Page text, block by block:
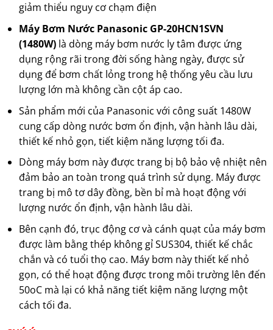
giảm thiểu nguy cơ chạm điện
Máy Bơm Nước Panasonic GP-20HCN1SVN
(1480W)là dòng máy bơm nước ly tâm được ứng
dụng rộng rãi trong đời sống hàng ngày, được sử
dụng để bơm chất lỏng trong hệ thống yêu cầu lưu
lượng lớn mà không cần cột áp cao.
Sản phẩm mới của Panasonic với công suất 1480W
cung cấp dòng nước bơm ổn định, vận hành lâu dài,
thiết kế nhỏ gọn, tiết kiệm năng lượng tối đa.
Dòng máy bơm này được trang bị bộ bảo vệ nhiệt nên
đảm bảo an toàn trong quá trình sử dụng. Máy được
trang bị mô tơ dây đồng, bền bỉ mà hoạt động với
lượng nước ổn định, vận hành lâu dài.
Bên cạnh đó, trục động cơ và cánh quạt của máy bơm
được làm bằng thép không gỉ SUS304, thiết kế chắc
chắn và có tuổi thọ cao. Máy bơm này thiết kế nhỏ
gọn, có thể hoạt động được trong môi trường lên đến
50oC mà lại có khả năng tiết kiệm năng lượng một
cách tối đa.